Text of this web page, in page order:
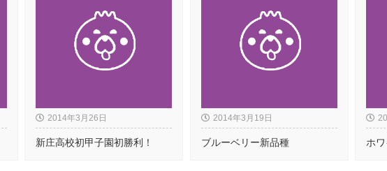
2014年3月26日
新庄高校初甲子園初勝利！
2014年3月19日
ブルーベリー新品種 ホ